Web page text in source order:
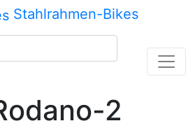
Stahlrahmen-Bikes
2